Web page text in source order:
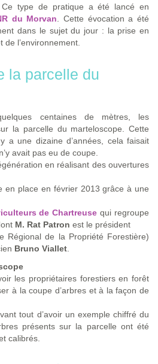
Ce type de pratique a été lancé en
du Morvan . Cette évocation a été
dans le sujet du jour : la prise en
l’environnement.
la parcelle du
centaines de mètres, les
la parcelle du marteloscope. Cette
a une dizaine d’années, cela faisait
avait pas eu de coupe.
en réalisant des ouvertures
en place en février 2013 grâce à une
de Chartreuse qui regroupe
M. Rat Patron est le président
Régional de la Propriété Forestière)
Bruno Viallet
les propriétaires forestiers en forêt
à la coupe d’arbres et à la façon de
tout d’avoir un exemple chiffré du
présents sur la parcelle ont été
calibrés.